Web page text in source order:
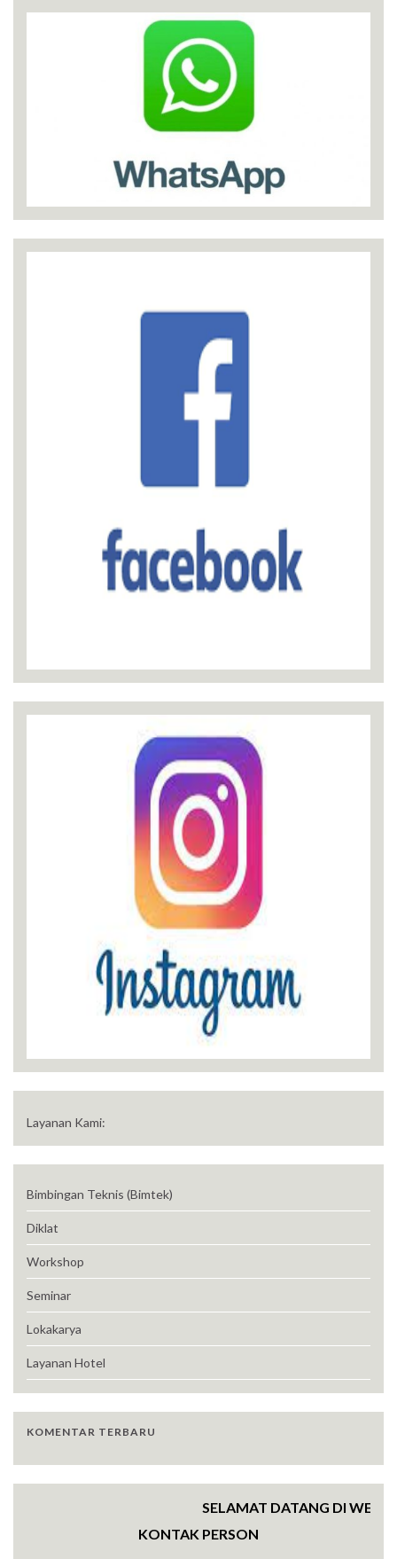
Layanan Kami:
Bimbingan Teknis (Bimtek)
Diklat
Workshop
Seminar
Lokakarya
Layanan Hotel
KOMENTAR TERBARU
SELAMAT DATANG DI
KONTAK PERSON